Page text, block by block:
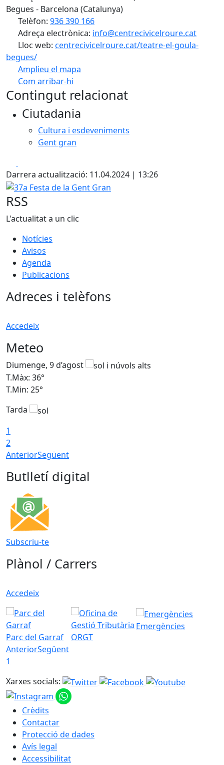
Begues - Barcelona (Catalunya)
Telèfon: 936 390 166
Adreça electrònica: info@centrecivicelroure.cat
Lloc web: centrecivicelroure.cat/teatre-el-goula-
begues/
Amplieu el mapa
Com arribar-hi
+
−
Contingut relacionat
Ciutadania
Cultura i esdeveniments
Gent gran
Darrera actualització: 11.04.2024 | 13:26
37a Festa de la Gent Gran
RSS
L'actualitat a un clic
Notícies
Avisos
Agenda
Publicacions
Adreces i telèfons
Accedeix
Meteo
Diumenge, 9 d’agost
T.Màx: 36°
T.Min: 25°
Tarda
1
2
AnteriorSegüent
Butlletí digital
Subscriu-te
Plànol / Carrers
Accedeix
Parc del Garraf ORGT
Emergències
AnteriorSegüent
1
Xarxes socials:
Crèdits
Contactar
Protecció de dades
Avís legal
Accessibilitat